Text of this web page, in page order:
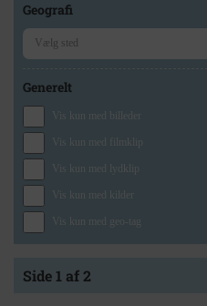
Geografi
Generelt
Vis kun med billeder
Vis kun med filmklip
Vis kun med lydklip
Vis kun med kilder
Vis kun med geo-tag
Side 1 af 2